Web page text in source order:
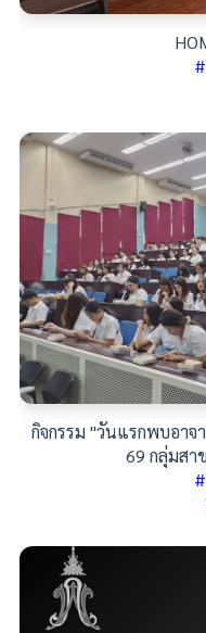
กิจกรรม "วันแรกพบอา
69 กลุ่มสา